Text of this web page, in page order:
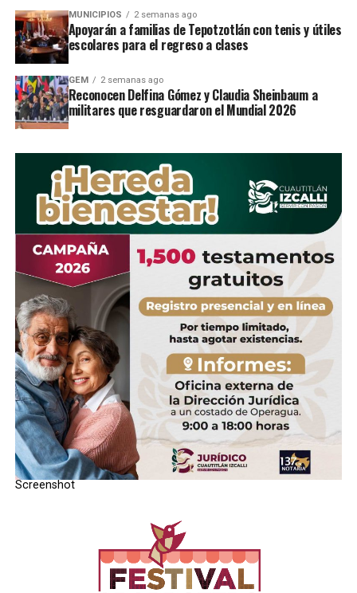
encabezalas encuestasde aceptaciÃ³n de los
ciudadanos, es por lo que tienen miedo.âSin duda
alguna, serÃ¡ el prÃ³ximo presidente municipal,Â
vamos con todo, este tren ya nadie lo detiene y
vamos a ganar con todo y los obstÃ¡culos que nos
ponganâ.
cree en los rojos, enfatizando en que ya estÃ¡n
cansados de los abusos y se ha quitado la venda de
los ojos.
RELATED TOPICS:
UP NEXT
Denisse Ugalde fortalecerÃ¡ economÃ­a de Tlalnepantla
DON'T MISS
MÃ¡s armamento a policÃ­as de Izcalli: Karla Fiesco
STAFF / Zona Cero Noticias
MUNICIPIOS 2 semanas ago
Apoyarán a familias de Tepotzotlán con tenis y útiles
escolares para el regreso a clases
GEM 2 semanas ago
Reconocen Delfina Gómez y Claudia Sheinbaum a
militares que resguardaron el Mundial 2026
Screenshot